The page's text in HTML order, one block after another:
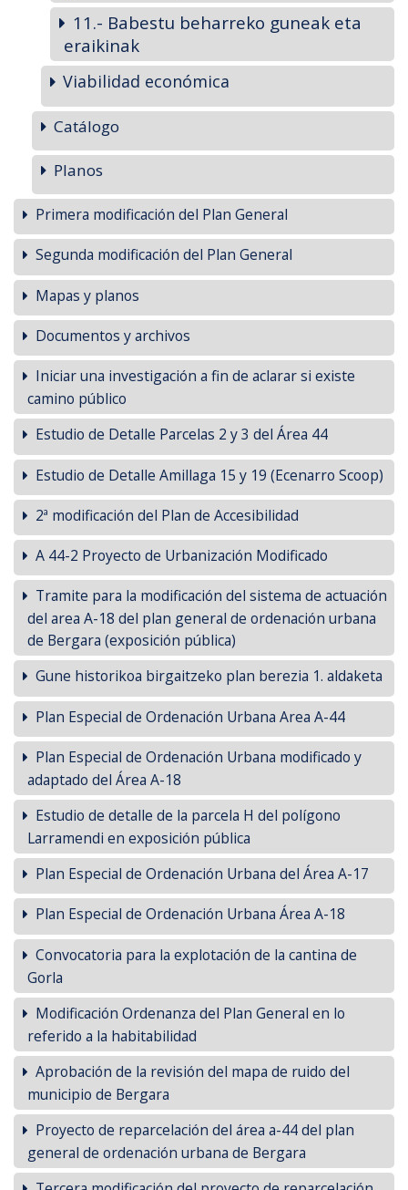
11.- Babestu beharreko guneak eta
eraikinak
Viabilidad económica
Catálogo
Planos
Primera modificación del Plan General
Segunda modificación del Plan General
Mapas y planos
Documentos y archivos
Iniciar una investigación a fin de aclarar si existe
camino público
Estudio de Detalle Parcelas 2 y 3 del Área 44
Estudio de Detalle Amillaga 15 y 19 (Ecenarro Scoop)
2ª modificación del Plan de Accesibilidad
A 44-2 Proyecto de Urbanización Modificado
Tramite para la modificación del sistema de actuación
del area A-18 del plan general de ordenación urbana
de Bergara (exposición pública)
Gune historikoa birgaitzeko plan berezia 1. aldaketa
Plan Especial de Ordenación Urbana Area A-44
Plan Especial de Ordenación Urbana modificado y
adaptado del Área A-18
Estudio de detalle de la parcela H del polígono
Larramendi en exposición pública
Plan Especial de Ordenación Urbana del Área A-17
Plan Especial de Ordenación Urbana Área A-18
Convocatoria para la explotación de la cantina de
Gorla
Modificación Ordenanza del Plan General en lo
referido a la habitabilidad
Aprobación de la revisión del mapa de ruido del
municipio de Bergara
Proyecto de reparcelación del área a-44 del plan
general de ordenación urbana de Bergara